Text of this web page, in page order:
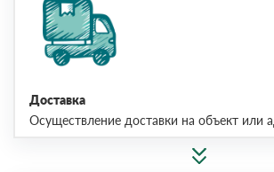
Доставка
Осуществление доставки на объект или